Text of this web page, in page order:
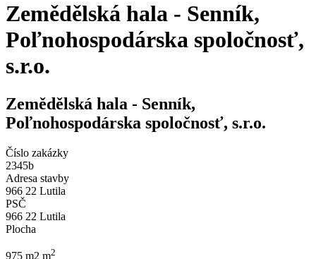
Zemědělská hala - Senník,
Poľnohospodárska spoločnosť,
s.r.o.
Zemědělská hala - Senník,
Poľnohospodárska spoločnosť, s.r.o.
Číslo zakázky
2345b
Adresa stavby
966 22 Lutila
PSČ
966 22 Lutila
Plocha
975 m2 m2